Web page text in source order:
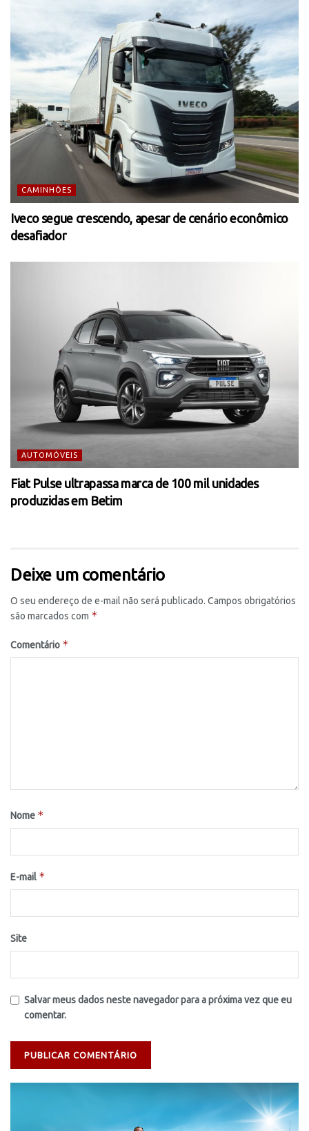
CAMINHÕES
Iveco segue crescendo, apesar de cenário econômico
desafiador
AUTOMÓVEIS
Fiat Pulse ultrapassa marca de 100 mil unidades
produzidas em Betim
Deixe um comentário
O seu endereço de e-mail não será publicado. Campos obrigatórios
são marcados com *
Comentário *
Nome *
E-mail *
Site
Salvar meus dados neste navegador para a próxima vez que eu
comentar.